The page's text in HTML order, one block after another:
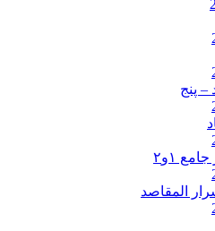
– پنج
۱و۲
المقاصد